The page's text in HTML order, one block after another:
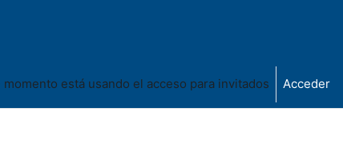
momento está usando el acceso para invitados Acceder